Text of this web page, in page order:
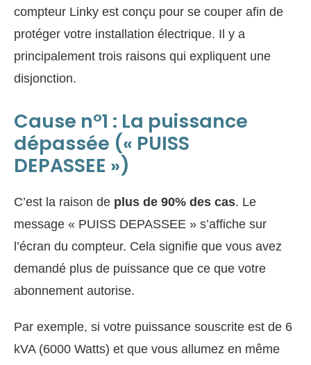
compteur Linky est conçu pour se couper afin de
protéger votre installation électrique. Il y a
principalement trois raisons qui expliquent une
disjonction.
Cause n°1 : La puissance
dépassée (« PUISS
DEPASSEE »)
C’est la raison de plus de 90% des cas. Le
message « PUISS DEPASSEE » s’affiche sur
l’écran du compteur. Cela signifie que vous avez
demandé plus de puissance que ce que votre
abonnement autorise.
Par exemple, si votre puissance souscrite est de 6
kVA (6000 Watts) et que vous allumez en même